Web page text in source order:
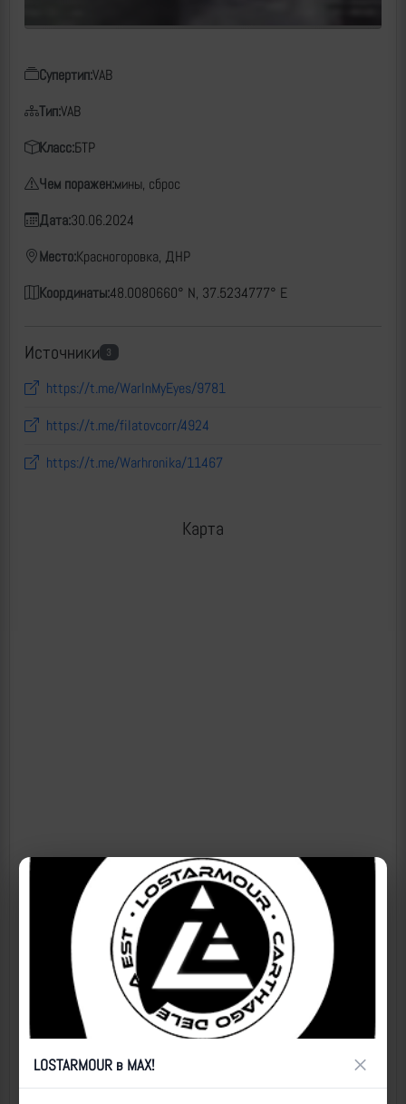
Супертип:VAB
Тип:VAB
Класс:БТР
Чем поражен:мины, сброс
Дата:30.06.2024
Место:Красногоровка, ДНР
Координаты:48.0080660° N, 37.5234777° E
Источники 3
https://t.me/WarInMyEyes/9781
https://t.me/filatovcorr/4924
https://t.me/Warhronika/11467
Карта
LOSTARMOUR в MAX! ×